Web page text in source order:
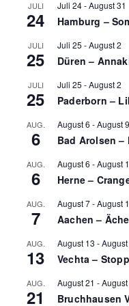
JULI
24
Juli 24-August 31
Hamburg –
JULI
25
Juli 25 -August 2
Düren –
JULI
25
Juli 25 -August 2
Paderborn –
AUG.
6
August 6 -August 9
Bad Arolsen –
AUG.
6
August 6 -August
Herne –
AUG.
7
August 7-August
Aachen –
AUG.
13
August 13 -
Vechta –
AUG.
21
August 21 -
Bruchhausen